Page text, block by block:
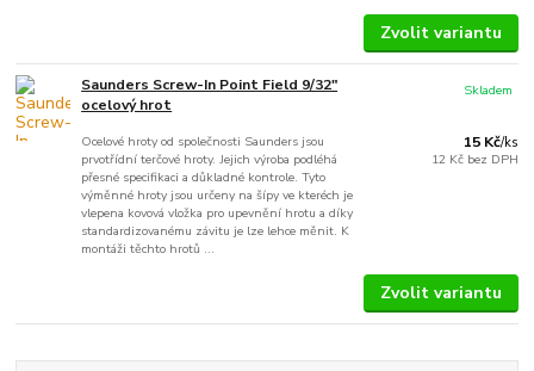
Zvolit variantu
Saunders Screw-In Point Field 9/32"
ocelový hrot
Ocelové hroty od společnosti Saunders jsou
prvotřídní terčové hroty. Jejich výroba podléhá
přesné specifikaci a důkladné kontrole. Tyto
výměnné hroty jsou určeny na šípy ve kteréch je
vlepena kovová vložka pro upevnění hrotu a díky
standardizovanému závitu je lze lehce měnit. K
montáži těchto hrotů ...
15 Kč/ks
12 Kč bez DPH
Skladem
Zvolit variantu